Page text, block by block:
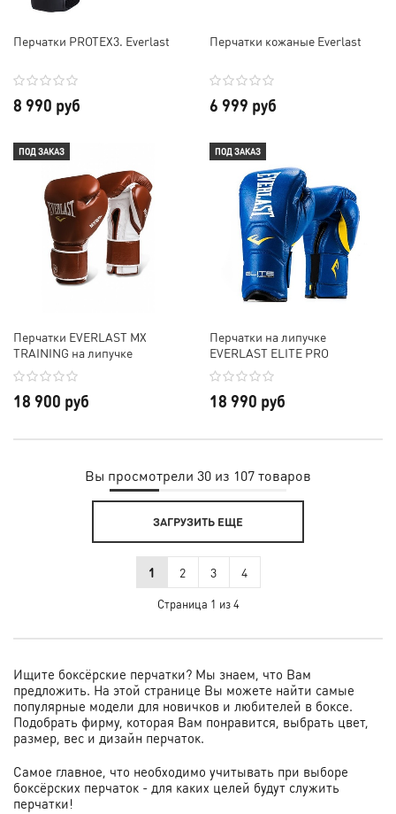
Перчатки PROTEX3. Everlast
8 990 руб
Перчатки кожаные Everlast
6 999 руб
ПОД ЗАКАЗ
Перчатки EVERLAST MX
TRAINING на липучке
18 900 руб
ПОД ЗАКАЗ
Перчатки на липучке
EVERLAST ELITE PRO
18 990 руб
Вы просмотрели 30 из 107 товаров
ЗАГРУЗИТЬ ЕЩЕ
1 2 3 4
Страница 1 из 4
Ищите боксёрские перчатки? Мы знаем, что Вам
предложить. На этой странице Вы можете найти самые
популярные модели для новичков и любителей в боксе.
Подобрать фирму, которая Вам понравится, выбрать цвет,
размер, вес и дизайн перчаток.
Самое главное, что необходимо учитывать при выборе
боксёрских перчаток - для каких целей будут служить
перчатки!